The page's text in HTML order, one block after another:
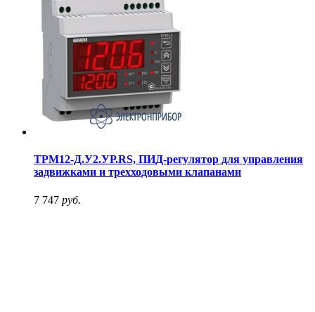
ТРМ12-Д.У2.УР.RS, ПИД-регулятор для управления
задвижками и трехходовыми клапанами
7 747 руб.